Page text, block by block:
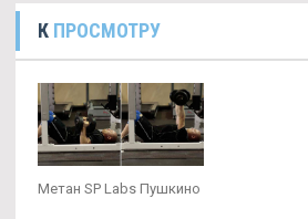
К ПРОСМОТРУ
Метан SP Labs Пушкино